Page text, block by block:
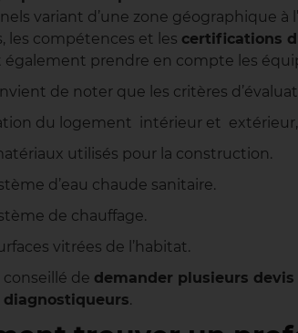
variant d’une zone géographique à
les compétences et les certifications
également prendre en compte les
de noter que les critères
du logement intérieur et
utilisés pour la construction.
d’eau chaude sanitaire.
de chauffage.
vitrées de l’habitat.
de demander plusieurs devis
.